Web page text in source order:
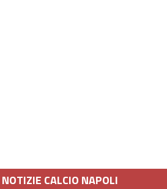
NOTIZIE CALCIO NAPOLI